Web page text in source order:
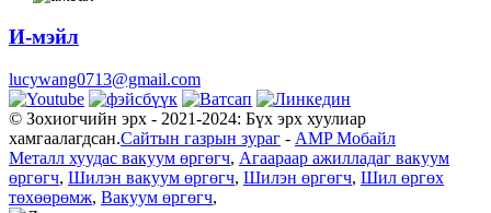
И-мэйл
lucywang0713@gmail.com
© Зохиогчийн эрх - 2021-2024: Бүх эрх хуулиар
хамгаалагдсан.Сайтын газрын зураг - AMP Мобайл
Металл хуудас вакуум өргөгч, Агаараар ажилладаг вакуум
өргөгч, Шилэн вакуум өргөгч, Шилэн өргөгч, Шил өргөх
төхөөрөмж, Вакуум өргөгч,